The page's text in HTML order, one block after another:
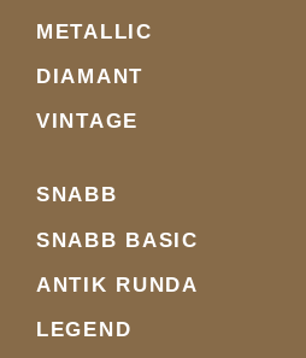
METALLIC
DIAMANT
VINTAGE
SNABB
SNABB BASIC
ANTIK RUNDA
LEGEND